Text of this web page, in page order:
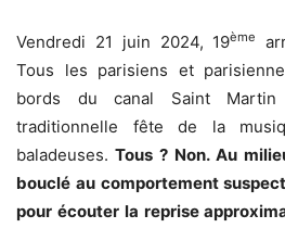
Vendredi 21 juin 2024, 19ème
Tous les parisiens et
bords du canal Saint
traditionnelle fête de la
baladeuses. Tous ? Non. Au
bouclé au comportement
pour écouter la reprise